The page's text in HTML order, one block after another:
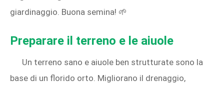
giardinaggio. Buona semina! 🌱
Preparare il terreno e le aiuole
Un terreno sano e aiuole ben strutturate sono la
base di un florido orto. Migliorano il drenaggio,